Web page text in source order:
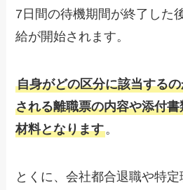
7日間の待機期間が終了した
給が開始されます。
自身がどの区分に該当する
される離職票の内容や添付
材料となります。
とくに、会社都合退職や特